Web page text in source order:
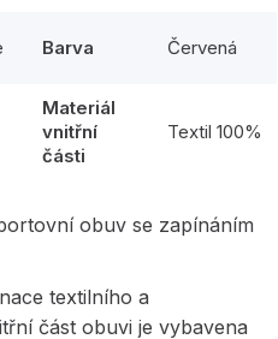
Barva Červená
Materiál
vnitřní
části
Textil 100%
obuv se zapínáním
textilního a
část obuvi je vybavena